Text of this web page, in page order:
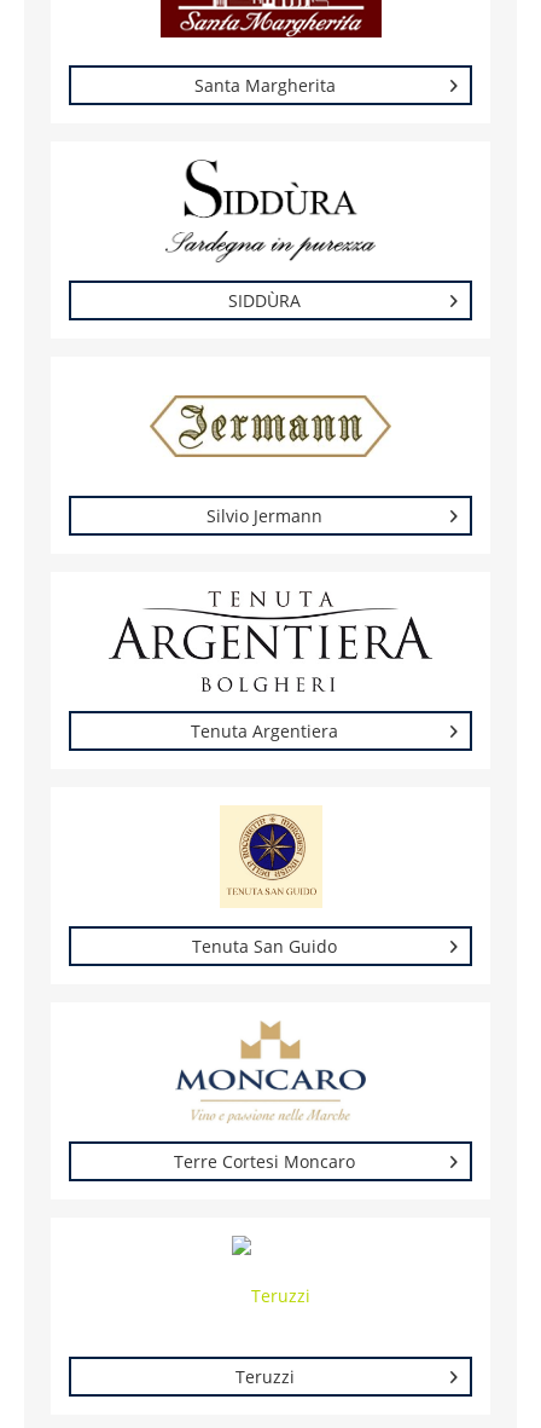
Santa Margherita
SIDDÙRA
Silvio Jermann
Tenuta Argentiera
Tenuta San Guido
Terre Cortesi Moncaro
Teruzzi